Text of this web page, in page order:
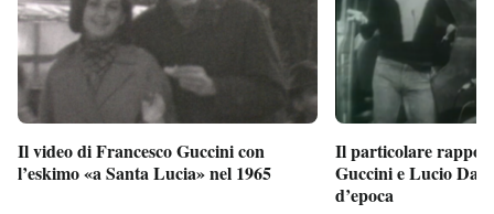
Il video di Francesco Guccini con
l’eskimo «a Santa Lucia» nel 1965
Il particolare
Guccini e Lucio
d’epoca